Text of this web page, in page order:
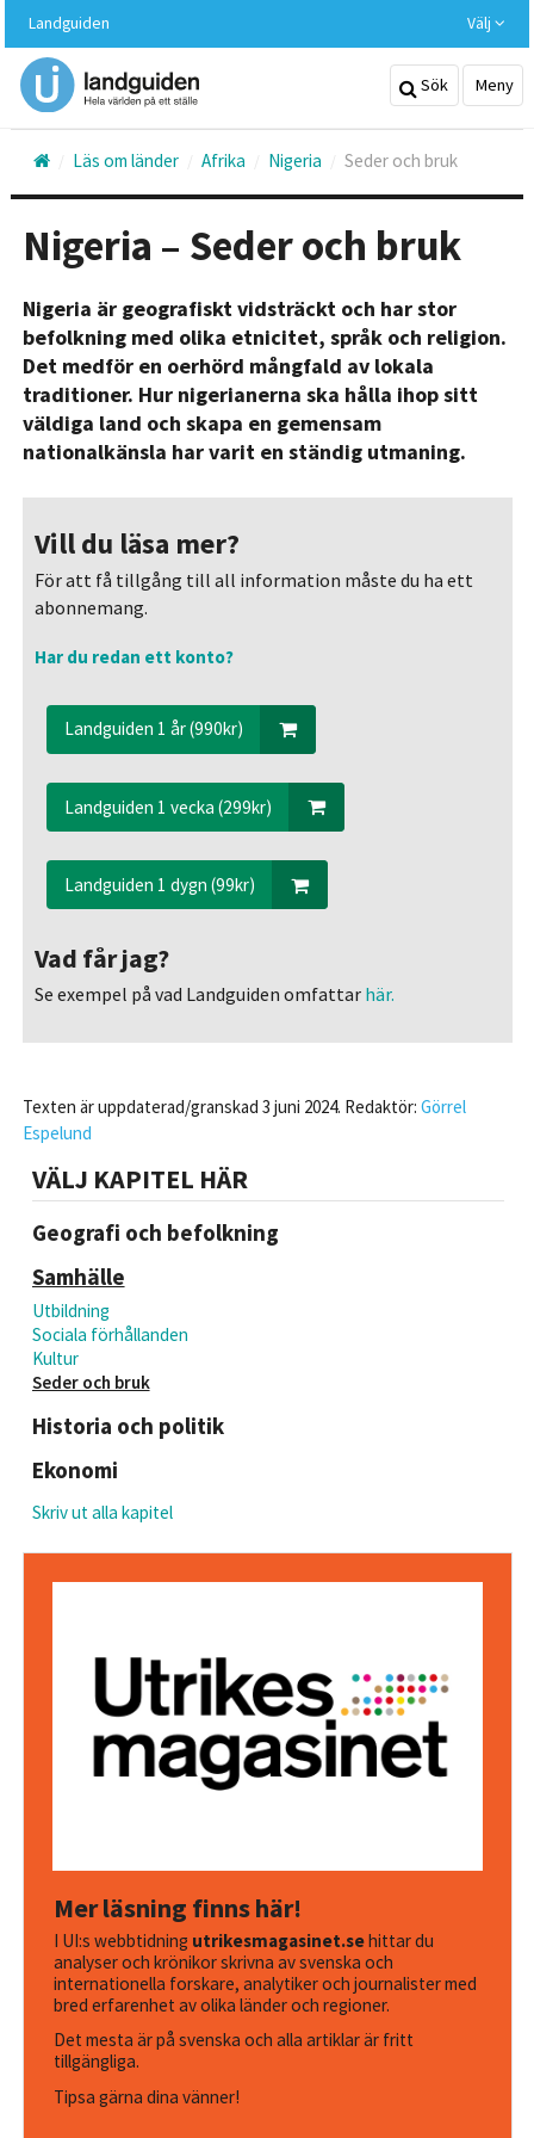
huvudinnehållet
Landguiden Välj
Sök Meny
Läs om länder Afrika Nigeria Seder och bruk
Nigeria – Seder och bruk
Nigeria är geografiskt vidsträckt och har stor
befolkning med olika etnicitet, språk och religion.
Det medför en oerhörd mångfald av lokala
traditioner. Hur nigerianerna ska hålla ihop sitt
väldiga land och skapa en gemensam
nationalkänsla har varit en ständig utmaning.
Vill du läsa mer?
För att få tillgång till all information måste du ha ett
abonnemang.
Har du redan ett konto?
Landguiden 1 år (990kr)
Landguiden 1 vecka (299kr)
Landguiden 1 dygn (99kr)
Vad får jag?
Se exempel på vad Landguiden omfattarhär.
Texten är uppdaterad/granskad 3 juni 2024. Redaktör: Görrel
Espelund
VÄLJ KAPITEL HÄR
Geografi och befolkning
Samhälle
Utbildning
Sociala förhållanden
Kultur
Seder och bruk
Historia och politik
Ekonomi
Skriv ut alla kapitel
Mer läsning finns här!
I UI:s webbtidning utrikesmagasinet.sehittar du
analyser och krönikor skrivna av svenska och
internationella forskare, analytiker och journalister med
bred erfarenhet av olika länder och regioner.
Det mesta är på svenska och alla artiklar är fritt
tillgängliga.
Tipsa gärna dina vänner!